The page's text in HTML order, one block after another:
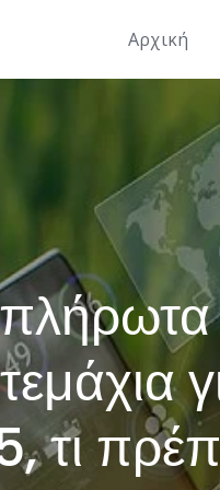
Αρχική
τι